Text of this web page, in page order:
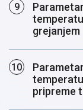
grejanjem
pripreme